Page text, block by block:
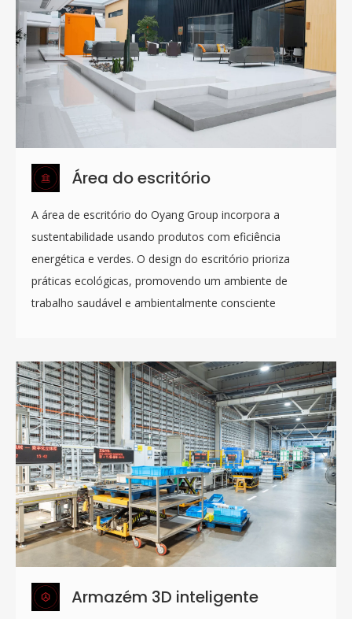
Área do escritório
A área de escritório do Oyang Group incorpora a
sustentabilidade usando produtos com eficiência
energética e verdes. O design do escritório prioriza
práticas ecológicas, promovendo um ambiente de
trabalho saudável e ambientalmente consciente
Armazém 3D inteligente